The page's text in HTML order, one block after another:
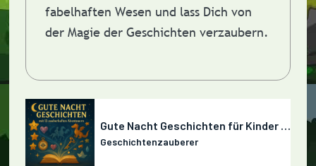
fabelhaften Wesen und lass Dich von
der Magie der Geschichten verzaubern.